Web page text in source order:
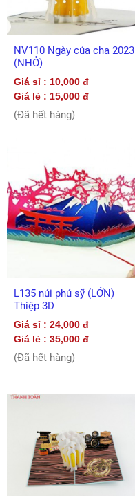
NV110 Ngày của cha 2023
(NHỎ)
Giá sỉ : 10,000 đ
Giá lẻ : 15,000 đ
(Đã hết hàng)
L135 núi phú sỹ (LỚN)
Thiệp 3D
Giá sỉ : 24,000 đ
Giá lẻ : 35,000 đ
(Đã hết hàng)